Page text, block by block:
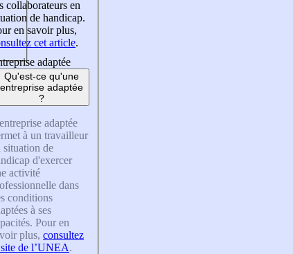
collaborateurs en
de handicap.
en savoir plus,
cet article.
adaptée
Qu'est-ce qu'une
entreprise adaptée
?
adaptée
à un travailleur
situation de
d'exercer
activité
dans
conditions
à ses
Pour en
plus, consultez
de l’UNEA.